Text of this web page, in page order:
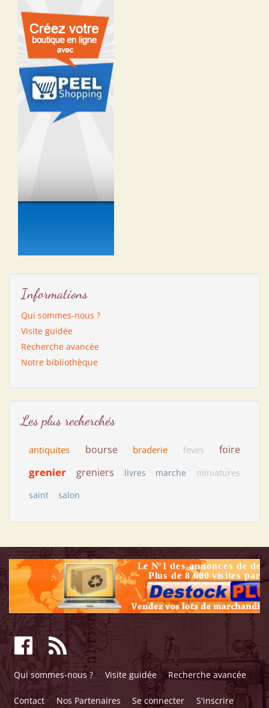
Informations
Qui sommes-nous ?
Visite guidée
Recherche avancée
Notre bibliothèque
Les plus recherchés
antiquites bourse braderie feves foire
grenier greniers livres marche
miniatures
saint
salon
Qui sommes-nous ? Visite guidée Recherche avancée
Contact Nos Partenaires Se connecter S'inscrire